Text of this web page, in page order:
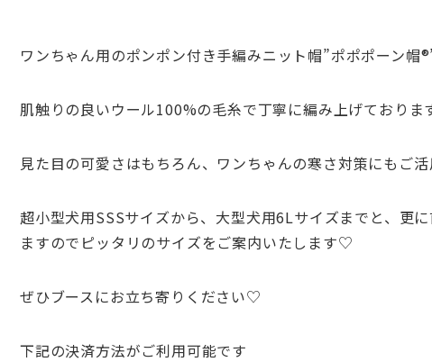
ワンちゃん用のポンポン付き手編みニット帽”ポポポーン帽
肌触りの良いウール100%の毛糸で丁寧に編み上げておりま
見た目の可愛さはもちろん、 ワンちゃんの寒さ対策にもご活
超小型犬用SSSサイズから、大型犬用6Lサイズまでと、 更
ますのでピッタリのサイズをご案内いたします♡
ぜひブースにお立ち寄りください♡
下記の決済方法がご利用可能です